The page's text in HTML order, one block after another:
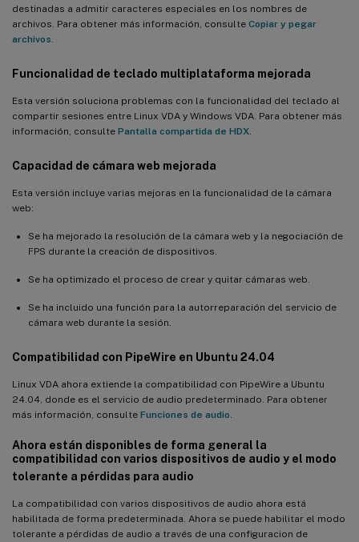
destinadas a admitir caracteres especiales en los nombres de
archivos. Para obtener más información, consulte Copiar y pegar
archivos
Funcionalidad de teclado multiplataforma mejorada
Esta versión soluciona problemas con la funcionalidad del teclado al
compartir sesiones entre Linux VDA y Windows VDA. Para obtener más
información, consulte Pantalla compartida de HDX
Capacidad de cámara web mejorada
Esta versión incluye varias mejoras en la funcionalidad de la cámara
web:
Se ha mejorado la resolución de la cámara web y la negociación de
FPS durante la creación de dispositivos.
Se ha optimizado el proceso de crear y quitar cámaras web.
Se ha incluido una función para la autorreparación del servicio de
cámara web durante la sesión.
Compatibilidad con PipeWire en Ubuntu 24.04
Linux VDA ahora extiende la compatibilidad con PipeWire a Ubuntu
24.04, donde es el servicio de audio predeterminado. Para obtener
más información, consulte Funciones de audio
Ahora están disponibles de forma general la
compatibilidad con varios dispositivos de audio y el modo
tolerante a pérdidas para audio
La compatibilidad con varios dispositivos de audio ahora está
habilitada de forma predeterminada. Ahora se puede habilitar el modo
tolerante a pérdidas de audio a través de una configuracion de